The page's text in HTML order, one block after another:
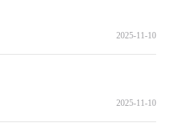
2025-11-10
2025-11-10